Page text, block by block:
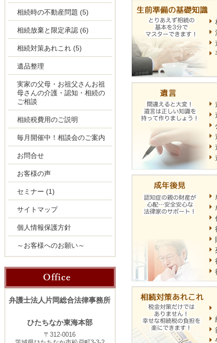
相続時の不動産問題 (5)
相続放棄と限定承認 (6)
相続対策あれこれ (5)
遺品整理
実家の父母・お祖父さんお祖
母さんの介護・認知・相続の
ご相談
相続税費用のご説明
毎月開催中！相談会のご案内
お問合せ
お客様の声
セミナー (1)
サイトマップ
個人情報保護方針
～お客様へのお願い～
弁護士法人片岡総合法律事務所
ひたちなか東海本部
〒312-0016